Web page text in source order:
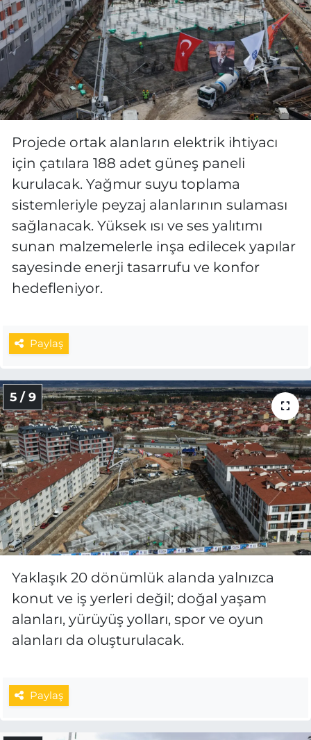
Projede ortak alanların elektrik ihtiyacı
için çatılara 188 adet güneş paneli
kurulacak. Yağmur suyu toplama
sistemleriyle peyzaj alanlarının sulaması
sağlanacak. Yüksek ısı ve ses yalıtımı
sunan malzemelerle inşa edilecek yapılar
sayesinde enerji tasarrufu ve konfor
hedefleniyor.
Paylaş
5 / 9
Yaklaşık 20 dönümlük alanda yalnızca
konut ve iş yerleri değil; doğal yaşam
alanları, yürüyüş yolları, spor ve oyun
alanları da oluşturulacak.
Paylaş